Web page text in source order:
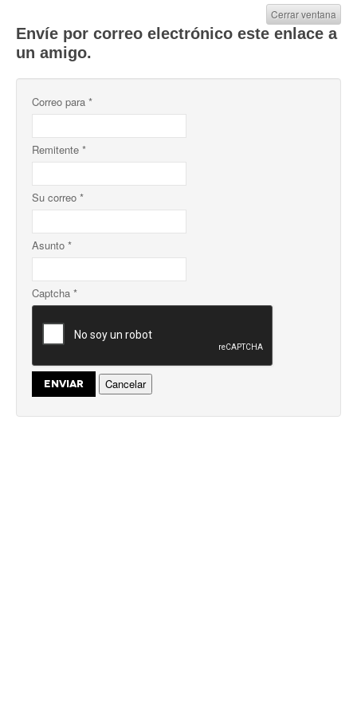
Envíe por correo electrónico este enlace a
un amigo.
Cerrar ventana
Correo para *
Remitente *
Su correo *
Asunto *
Captcha *
ENVIAR Cancelar